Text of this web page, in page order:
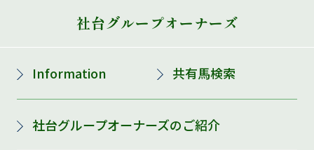
社台グループオーナーズ
Information 共有馬検索
社台グループオーナーズのご紹介